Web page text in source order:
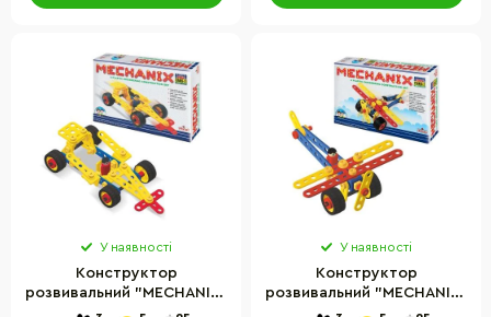
У наявності
Конструктор
розвивальний "MECHANIX"
Авто №2 Zephyr 02002, 81
У наявності
Конструктор
розвивальний "MECHANIX"
Літак №2 Zephyr 02005,